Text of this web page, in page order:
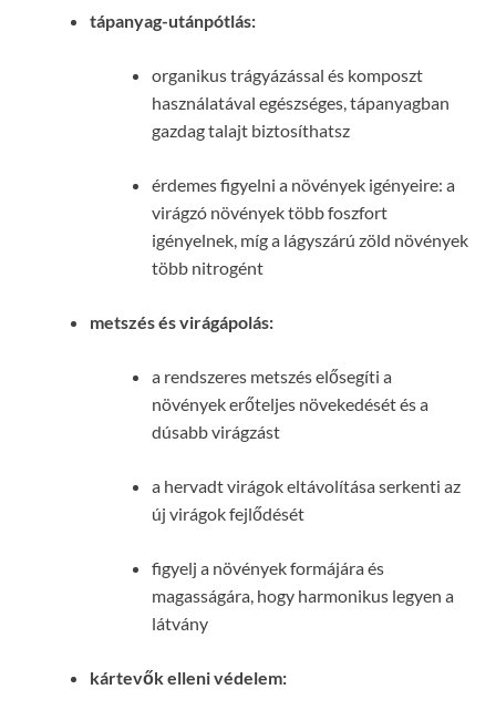
tápanyag-utánpótlás:
organikus trágyázással és komposzt
használatával egészséges, tápanyagban
gazdag talajt biztosíthatsz
érdemes figyelni a növények igényeire: a
virágzó növények több foszfort
igényelnek, míg a lágyszárú zöld növények
több nitrogént
metszés és virágápolás:
a rendszeres metszés elősegíti a
növények erőteljes növekedését és a
dúsabb virágzást
a hervadt virágok eltávolítása serkenti az
új virágok fejlődését
figyelj a növények formájára és
magasságára, hogy harmonikus legyen a
látvány
kártevők elleni védelem: